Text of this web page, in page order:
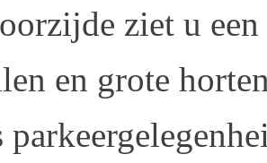
ziet u
en grote